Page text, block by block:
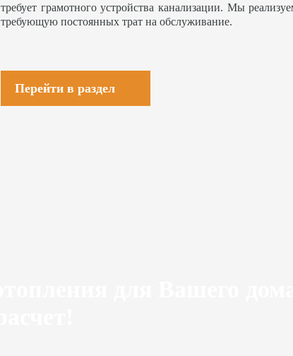
требует грамотного устройства канализации. Мы
требующую постоянных трат на обслуживание.
Перейти в раздел